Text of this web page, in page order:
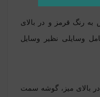
به رنگ قرمز و در بالای
وسایلی نظیر وسایل
بالای میز، گوشه سمت